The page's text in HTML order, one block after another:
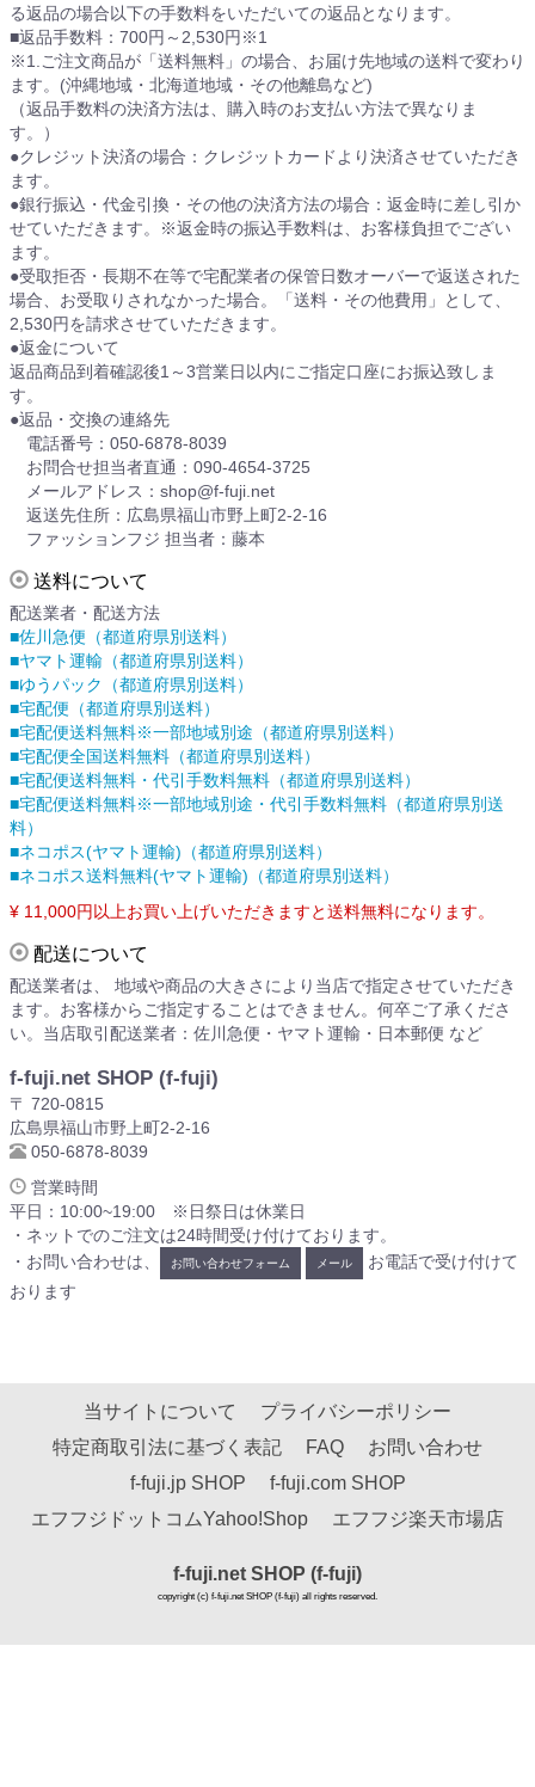
る返品の場合以下の手数料をいただいての返品となります。
■返品手数料：700円～2,530円※1
※1.ご注文商品が「送料無料」の場合、お届け先地域の送料で変わり
ます。(沖縄地域・北海道地域・その他離島など)
（返品手数料の決済方法は、購入時のお支払い方法で異なりま
す。）
●クレジット決済の場合：クレジットカードより決済させていただき
ます。
●銀行振込・代金引換・その他の決済方法の場合：返金時に差し引か
せていただきます。※返金時の振込手数料は、お客様負担でござい
ます。
●受取拒否・長期不在等で宅配業者の保管日数オーバーで返送された
場合、お受取りされなかった場合。「送料・その他費用」として、
2,530円を請求させていただきます。
●返金について
返品商品到着確認後1～3営業日以内にご指定口座にお振込致しま
す。
●返品・交換の連絡先
電話番号：050-6878-8039
お問合せ担当者直通：090-4654-3725
メールアドレス：shop@f-fuji.net
返送先住所：広島県福山市野上町2-2-16
ファッションフジ 担当者：藤本
送料について
配送業者・配送方法
■佐川急便（都道府県別送料）
■ヤマト運輸（都道府県別送料）
■ゆうパック（都道府県別送料）
■宅配便（都道府県別送料）
■宅配便送料無料※一部地域別途（都道府県別送料）
■宅配便全国送料無料（都道府県別送料）
■宅配便送料無料・代引手数料無料（都道府県別送料）
■宅配便送料無料※一部地域別途・代引手数料無料（都道府県別送
料）
■ネコポス(ヤマト運輸)（都道府県別送料）
■ネコポス送料無料(ヤマト運輸)（都道府県別送料）
¥ 11,000円以上お買い上げいただきますと送料無料になります。
配送について
配送業者は、 地域や商品の大きさにより当店で指定させていただき
ます。お客様からご指定することはできません。何卒ご了承くださ
い。当店取引配送業者：佐川急便・ヤマト運輸・日本郵便 など
f-fuji.net SHOP (f-fuji)
〒 720-0815
広島県福山市野上町2-2-16
050-6878-8039
営業時間
平日：10:00~19:00 ※日祭日は休業日
・ネットでのご注文は24時間受け付けております。
・お問い合わせは、
お問い合わせフォーム メール
お電話で受け付けて
おります
当サイトについて
プライバシーポリシー
特定商取引法に基づく表記
FAQ
お問い合わせ
f-fuji.jp SHOP
f-fuji.com SHOP
エフフジドットコムYahoo!Shop
エフフジ楽天市場店
f-fuji.net SHOP (f-fuji)
copyright (c) f-fuji.net SHOP (f-fuji) all rights reserved.